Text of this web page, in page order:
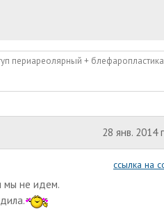
периареолярный + блефаропластика
28 янв. 2014
ссылка на
мы не идем.